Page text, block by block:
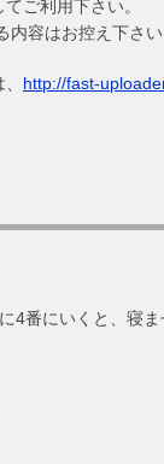
ご利用下さい。
内容はお控え下さ
http://fast-
4番にいくと、寝